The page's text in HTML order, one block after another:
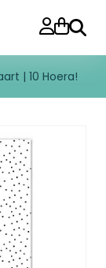
| 10 Hoera!